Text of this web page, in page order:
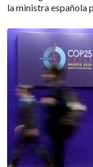
la ministra española